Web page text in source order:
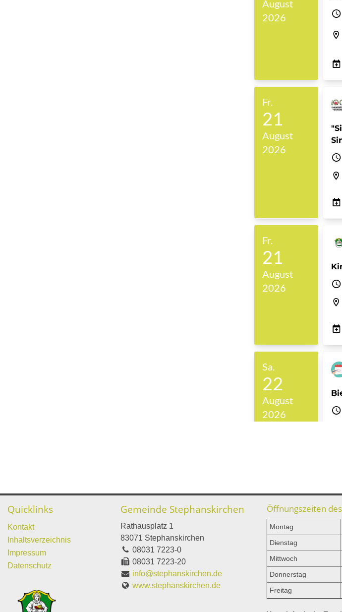
Quicklinks
Kontakt
Inhaltsverzeichnis
Impressum
Datenschutz
Gemeinde Stephanskirchen
Rathausplatz 1
83071 Stephanskirchen
08031 7223-0
08031 7223-20
info@stephanskirchen.de
www.stephanskirchen.de
Öffnungszeiten
Montag
Dienstag
Mittwoch
Donnerstag
Freitag